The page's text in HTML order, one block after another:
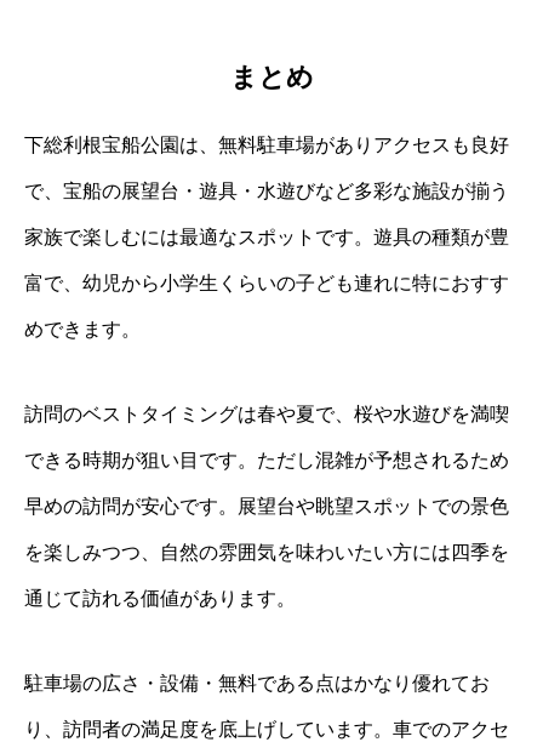
まとめ
下総利根宝船公園は、無料駐車場がありアクセスも良好
で、宝船の展望台・遊具・水遊びなど多彩な施設が揃う
家族で楽しむには最適なスポットです。遊具の種類が豊
富で、幼児から小学生くらいの子ども連れに特におすす
めできます。
訪問のベストタイミングは春や夏で、桜や水遊びを満喫
できる時期が狙い目です。ただし混雑が予想されるため
早めの訪問が安心です。展望台や眺望スポットでの景色
を楽しみつつ、自然の雰囲気を味わいたい方には四季を
通じて訪れる価値があります。
駐車場の広さ・設備・無料である点はかなり優れてお
り、訪問者の満足度を底上げしています。車でのアクセ